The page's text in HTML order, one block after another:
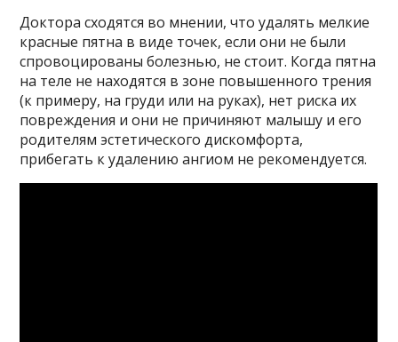
Доктора сходятся во мнении, что удалять мелкие
красные пятна в виде точек, если они не были
спровоцированы болезнью, не стоит. Когда пятна
на теле не находятся в зоне повышенного трения
(к примеру, на груди или на руках), нет риска их
повреждения и они не причиняют малышу и его
родителям эстетического дискомфорта,
прибегать к удалению ангиом не рекомендуется.